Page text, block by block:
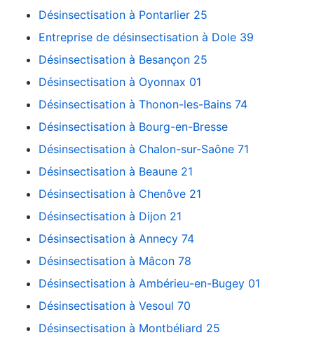
Désinsectisation à Pontarlier 25
Entreprise de désinsectisation à Dole 39
Désinsectisation à Besançon 25
Désinsectisation à Oyonnax 01
Désinsectisation à Thonon-les-Bains 74
Désinsectisation à Bourg-en-Bresse
Désinsectisation à Chalon-sur-Saône 71
Désinsectisation à Beaune 21
Désinsectisation à Chenôve 21
Désinsectisation à Dijon 21
Désinsectisation à Annecy 74
Désinsectisation à Mâcon 78
Désinsectisation à Ambérieu-en-Bugey 01
Désinsectisation à Vesoul 70
Désinsectisation à Montbéliard 25